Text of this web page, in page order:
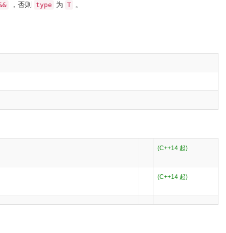
，否则 type 为 T 。
(C++14 起)
(C++14 起)